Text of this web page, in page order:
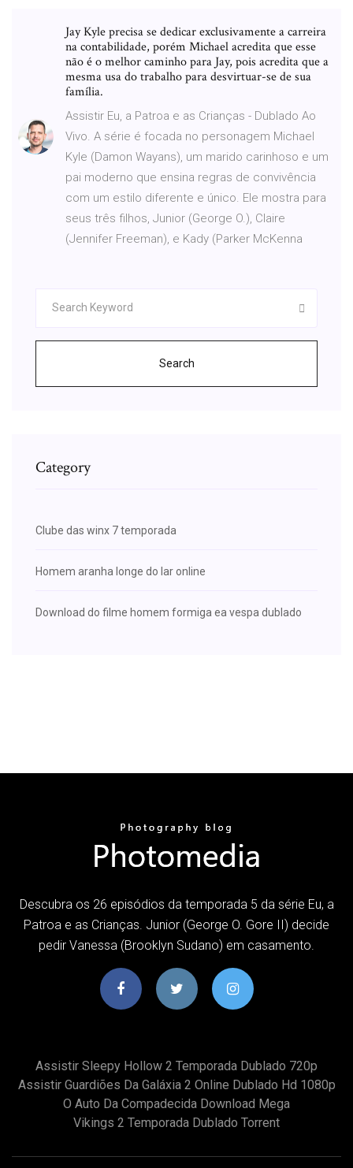
Jay Kyle precisa se dedicar exclusivamente a carreira
na contabilidade, porém Michael acredita que esse
não é o melhor caminho para Jay, pois acredita que a
mesma usa do trabalho para desvirtuar-se de sua
família.
Assistir Eu, a Patroa e as Crianças - Dublado Ao
Vivo. A série é focada no personagem Michael
Kyle (Damon Wayans), um marido carinhoso e um
pai moderno que ensina regras de convivência
com um estilo diferente e único. Ele mostra para
seus três filhos, Junior (George O.), Claire
(Jennifer Freeman), e Kady (Parker McKenna
Search
Category
Clube das winx 7 temporada
Homem aranha longe do lar online
Download do filme homem formiga ea vespa dublado
Descubra os 26 episódios da temporada 5 da série Eu, a
Patroa e as Crianças. Junior (George O. Gore II) decide
pedir Vanessa (Brooklyn Sudano) em casamento.
Assistir Sleepy Hollow 2 Temporada Dublado 720p
Assistir Guardiões Da Galáxia 2 Online Dublado Hd 1080p
O Auto Da Compadecida Download Mega
Vikings 2 Temporada Dublado Torrent